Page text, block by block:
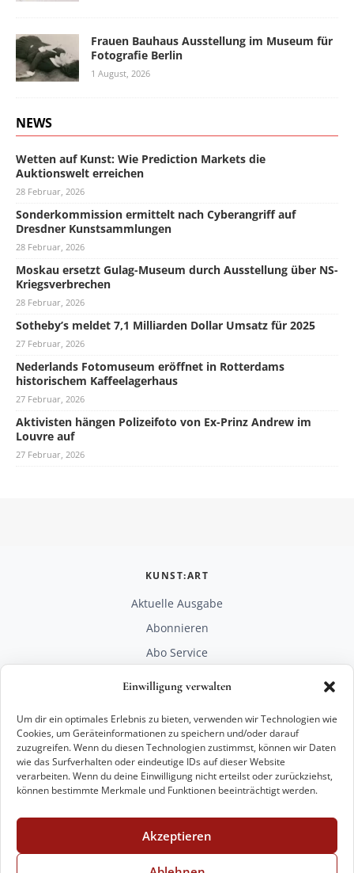
Einwilligung verwalten
Um dir ein optimales Erlebnis zu bieten, verwenden wir Technologien wie
Cookies, um Geräteinformationen zu speichern und/oder darauf
zuzugreifen. Wenn du diesen Technologien zustimmst, können wir Daten
wie das Surfverhalten oder eindeutige IDs auf dieser Website
verarbeiten. Wenn du deine Einwilligung nicht erteilst oder zurückziehst,
können bestimmte Merkmale und Funktionen beeinträchtigt werden.
Akzeptieren
Frauen Bauhaus Ausstellung im Museum für
Fotografie Berlin
1 August, 2026
NEWS
Wetten auf Kunst: Wie Prediction Markets die
Auktionswelt erreichen
28 Februar, 2026
Sonderkommission ermittelt nach Cyberangriff auf
Dresdner Kunstsammlungen
28 Februar, 2026
Moskau ersetzt Gulag-Museum durch Ausstellung über NS-
Kriegsverbrechen
28 Februar, 2026
Sotheby’s meldet 7,1 Milliarden Dollar Umsatz für 2025
27 Februar, 2026
Nederlands Fotomuseum eröffnet in Rotterdams
historischem Kaffeelagerhaus
27 Februar, 2026
Aktivisten hängen Polizeifoto von Ex-Prinz Andrew im
Louvre auf
27 Februar, 2026
KUNST:ART
Aktuelle Ausgabe
Abonnieren
Abo Service
RECHTLICHES
Impressum
Datenschutz
KONTAKT
+49 221 29 28 27 21